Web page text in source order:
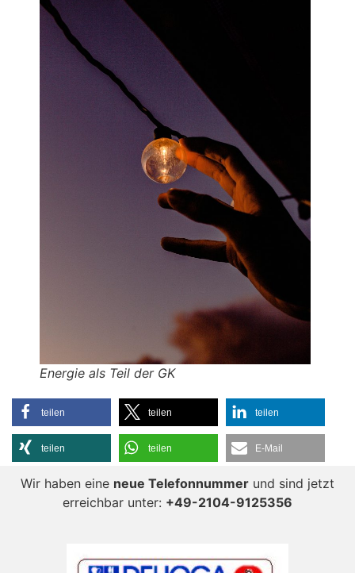
Energie als Teil der GK
teilen teilen teilen
teilen teilen E-Mail
Wir haben eine neue Telefonnummer und sind jetzt
erreichbar unter: +49-2104-9125356